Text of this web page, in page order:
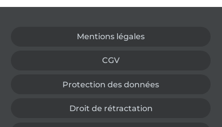
Mentions légales
CGV
Protection des données
Droit de rétractation